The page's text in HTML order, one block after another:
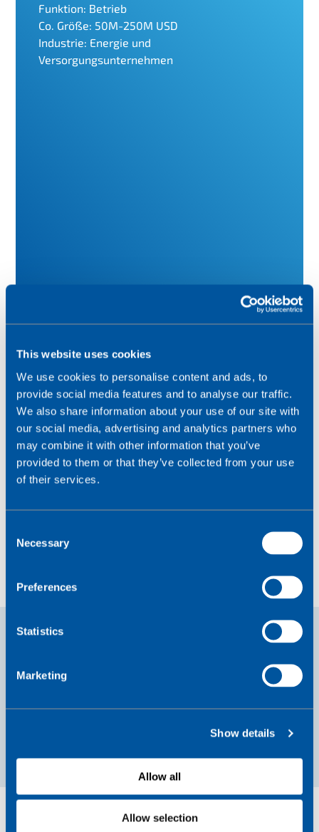
This website uses cookies
We use cookies to personalise content and ads, to
provide social media features and to analyse our traffic.
We also share information about your use of our site with
our social media, advertising and analytics partners who
may combine it with other information that you’ve
provided to them or that they’ve collected from your use
of their services.
Necessary
Preferences
Statistics
Marketing
Show details
Allow all
Allow selection
Funktion: Betrieb
Co. Größe: 50M-250M USD
Industrie: Energie und
Versorgungsunternehmen
Lesen Sie unsere Bewertungen
Anwendungen, die wir
mit LTE-M IoT-
Konnektivität verbinden